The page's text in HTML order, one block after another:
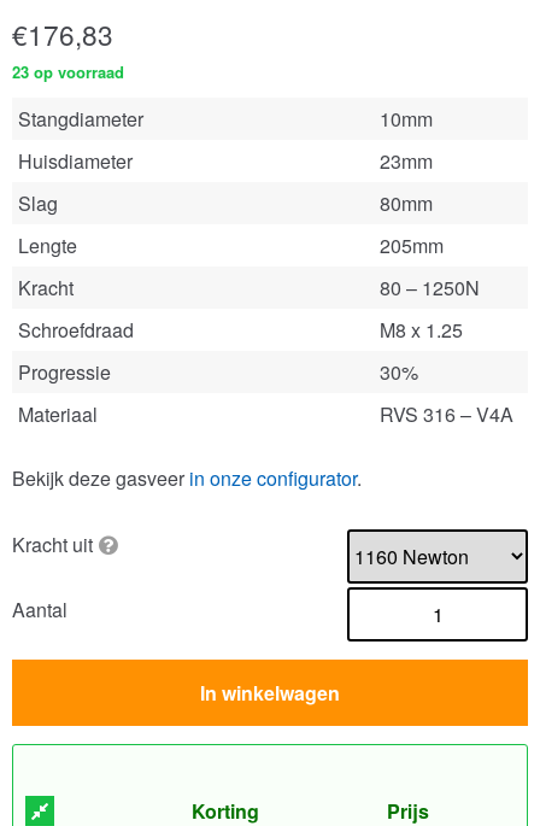
€176,83
23 op voorraad
Stangdiameter
10mm
Huisdiameter
23mm
Slag
80mm
Lengte
205mm
Kracht
80 – 1250N
Schroefdraad
M8 x 1.25
Progressie
30%
Materiaal
RVS 316 – V4A
Bekijk deze gasveer in onze configurator.
Kracht uit
Aantal
In winkelwagen
Korting Prijs